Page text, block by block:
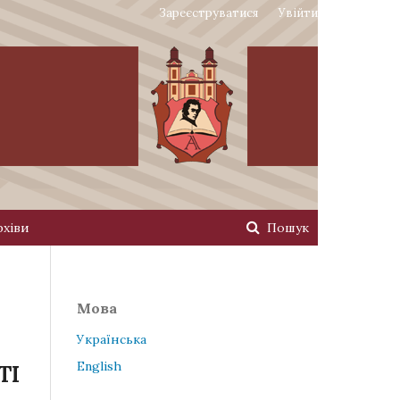
Пошук
Зареєструватися Увійти
Мова
Українська
English